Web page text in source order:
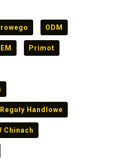
ODM
Primot
Reguły Handlowe
Chinach